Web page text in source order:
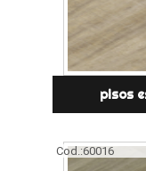
pisos
Cod.:60016